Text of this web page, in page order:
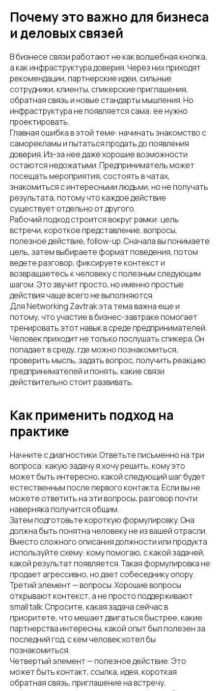
Почему это важно для бизнеса
и деловых связей
В бизнесе связи работают не как волшебная кнопка,
а как инфраструктура доверия. Через них приходят
рекомендации, партнерские идеи, сильные
сотрудники, клиенты, спикерские приглашения,
обратная связь и новые стандарты мышления. Но
инфраструктура не появляется сама: ее нужно
проектировать.
Главная ошибка в этой теме: начинать знакомство с
саморекламы и пытаться продать до появления
доверия. Из-за нее даже хорошие возможности
остаются недожатыми. Предприниматель может
посещать мероприятия, состоять в чатах,
знакомиться с интересными людьми, но не получать
результата, потому что каждое действие
существует отдельно от другого.
Рабочий подход строится вокруг рамки: цель
встречи, короткое представление, вопросы,
полезное действие, follow-up. Сначала вы понимаете
цель, затем выбираете формат поведения, потом
ведете разговор, фиксируете контекст и
возвращаетесь к человеку с полезным следующим
шагом. Это звучит просто, но именно простые
действия чаще всего не выполняются.
Для Networking Zavtrak эта тема важна еще и
потому, что участие в бизнес-завтраке помогает
тренировать этот навык в среде предпринимателей.
Человек приходит не только послушать спикера. Он
попадает в среду, где можно познакомиться,
проверить мысль, задать вопрос, получить реакцию
предпринимателей и понять, какие связи
действительно стоит развивать.
Как применить подход на
практике
Начните с диагностики. Ответьте письменно на три
вопроса: какую задачу я хочу решить, кому это
может быть интересно, какой следующий шаг будет
естественным после первого контакта. Если вы не
можете ответить на эти вопросы, разговор почти
наверняка получится общим.
Затем подготовьте короткую формулировку. Она
должна быть понятна человеку не из вашей отрасли.
Вместо сложного описания должности или продукта
используйте схему: кому помогаю, с какой задачей,
какой результат появляется. Такая формулировка не
продает агрессивно, но дает собеседнику опору.
Третий элемент — вопросы. Хорошие вопросы
открывают контекст, а не просто поддерживают
small talk. Спросите, какая задача сейчас в
приоритете, что мешает двигаться быстрее, какие
партнерства интересны, какой опыт был полезен за
последний год, с кем человек хотел бы
познакомиться.
Четвертый элемент — полезное действие. Это
может быть контакт, ссылка, идея, короткая
обратная связь, приглашение на встречу,